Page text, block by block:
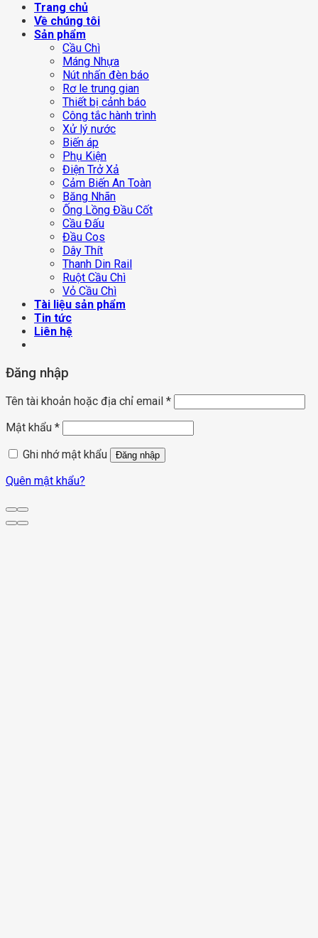
Trang chủ
Về chúng tôi
Sản phẩm
Cầu Chì
Máng Nhựa
Nút nhấn đèn báo
Rơ le trung gian
Thiết bị cảnh báo
Công tắc hành trình
Xử lý nước
Biến áp
Phụ Kiện
Điện Trở Xả
Cảm Biến An Toàn
Băng Nhãn
Ống Lồng Đầu Cốt
Cầu Đấu
Đầu Cos
Dây Thít
Thanh Din Rail
Ruột Cầu Chì
Vỏ Cầu Chì
Tài liệu sản phẩm
Tin tức
Liên hệ
Đăng nhập
Tên tài khoản hoặc địa chỉ email *
Mật khẩu *
Ghi nhớ mật khẩu
Đăng nhập
Quên mật khẩu?